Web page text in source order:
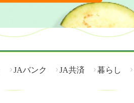
JAバンク JA共済 暮らし